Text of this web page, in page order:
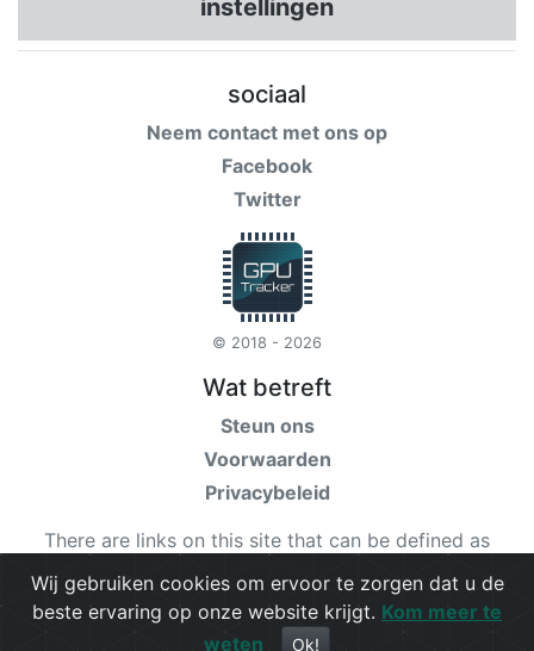
instellingen
sociaal
Neem contact met ons op
Facebook
Twitter
© 2018 - 2026
Wat betreft
Steun ons
Voorwaarden
Privacybeleid
There are links on this site that can be defined as
can be foundhere
Check ourterms for more details.
Wij gebruiken cookies om ervoor te zorgen dat u de
beste ervaring op onze website krijgt. Kom meer te
weten
Ok!